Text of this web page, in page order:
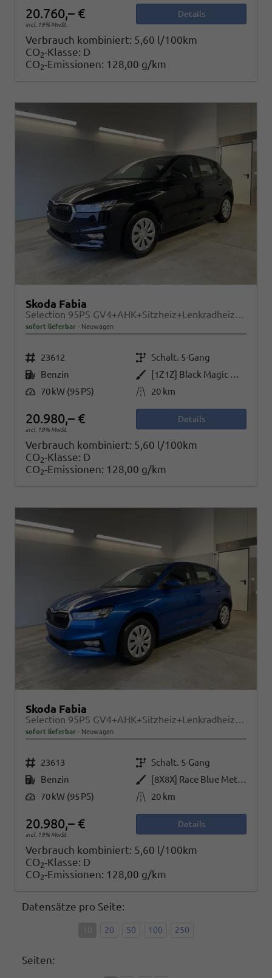
20.760,– €
incl. 19% MwSt.
Details
Verbrauch kombiniert: 5,60 l/100km
CO2-Klasse: D
CO2-Emissionen: 128,00 g/km
Skoda Fabia
Selection 95PS GV4+AHK+Sitzheiz+Lenkradheiz+Climatronic+Tempomat+PDC
sofort lieferbar Neuwagen
Fahrzeugnr. 23612 Getriebe Schalt. 5-Gang
Kraftstoff Benzin Außenfarbe
[1Z1Z] Black Magic Metallic
Leistung 70 kW (95 PS) Kilometerstand 20 km
20.980,– €
incl. 19% MwSt.
Details
Verbrauch kombiniert: 5,60 l/100km
CO2-Klasse: D
CO2-Emissionen: 128,00 g/km
Skoda Fabia
Selection 95PS GV4+AHK+Sitzheiz+Lenkradheiz+Climatronic+Tempomat+PDC
sofort lieferbar Neuwagen
Fahrzeugnr. 23613 Getriebe Schalt. 5-Gang
Kraftstoff Benzin Außenfarbe
[8X8X] Race Blue Metallic
Leistung 70 kW (95 PS) Kilometerstand 20 km
20.980,– €
incl. 19% MwSt.
Details
Verbrauch kombiniert: 5,60 l/100km
CO2-Klasse: D
CO2-Emissionen: 128,00 g/km
Datensätze pro Seite:
20 50 100 250
Seiten: